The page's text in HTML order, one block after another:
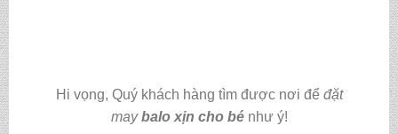
Hi vọng, Quý khách hàng tìm được nơi để đặt
maybalo xịn cho bé như ý!